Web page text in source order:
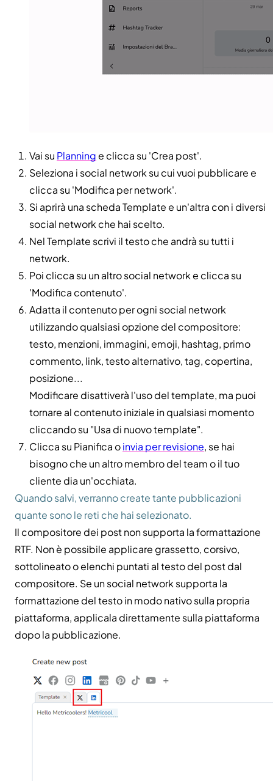
Vai su Planninge clicca su 'Crea post'.
Seleziona i social network su cui vuoi pubblicare e
clicca su 'Modifica per network'.
Si aprirà una scheda Template e un'altra con i diversi
social network che hai scelto.
Nel Template scrivi il testo che andrà su tutti i
network.
Poi clicca su un altro social network e clicca su
'Modifica contenuto'.
Adatta il contenuto per ogni social network
utilizzando qualsiasi opzione del compositore:
testo, menzioni, immagini, emoji, hashtag, primo
commento, link, testo alternativo, tag, copertina,
posizione...
Modificare disattiverà l'uso del template, ma puoi
tornare al contenuto iniziale in qualsiasi momento
cliccando su "Usa di nuovo template".
Clicca su Pianifica oinvia per revisione, se hai
bisogno che un altro membro del team o il tuo
cliente dia un'occhiata.
Quando salvi, verranno create tante pubblicazioni
quante sono le reti che hai selezionato.
Il compositore dei post non supporta la formattazione
RTF. Non è possibile applicare grassetto, corsivo,
sottolineato o elenchi puntati al testo del post dal
compositore. Se un social network supporta la
formattazione del testo in modo nativo sulla propria
piattaforma, applicala direttamente sulla piattaforma
dopo la pubblicazione.